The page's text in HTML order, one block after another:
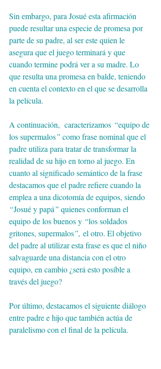
Sin embargo, para Josué esta afirmación
puede resultar una especie de promesa por
parte de su padre, al ser este quien le
asegura que el juego terminará y que
cuando termine podrá ver a su madre. Lo
que resulta una promesa en balde, teniendo
en cuenta el contexto en el que se desarrolla
la película.
A continuación,  caracterizamos “equipo de
los supermalos” como frase nominal que el
padre utiliza para tratar de transformar la
realidad de su hijo en torno al juego. En
cuanto al significado semántico de la frase
destacamos que el padre refiere cuando la
emplea a una dicotomía de equipos, siendo
“Josué y papá” quienes conforman el
equipo de los buenos y “los soldados
gritones, supermalos”, el otro. El objetivo
del padre al utilizar esta frase es que el niño
salvaguarde una distancia con el otro
equipo, en cambio ¿será esto posible a
través del juego?
Por último, destacamos el siguiente diálogo
entre padre e hijo que también actúa de
paralelismo con el final de la película.